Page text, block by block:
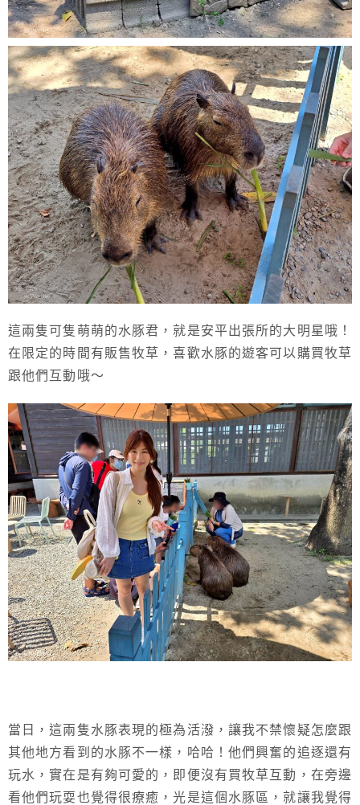
這兩隻可隻萌萌的水豚君，就是安平出張所的大明星哦！
在限定的時間有販售牧草，喜歡水豚的遊客可以購買牧草
跟他們互動哦～
當日，這兩隻水豚表現的極為活潑，讓我不禁懷疑怎麼跟
其他地方看到的水豚不一樣，哈哈！他們興奮的追逐還有
玩水，實在是有夠可愛的，即便沒有買牧草互動，在旁邊
看他們玩耍也覺得很療癒，光是這個水豚區，就讓我覺得